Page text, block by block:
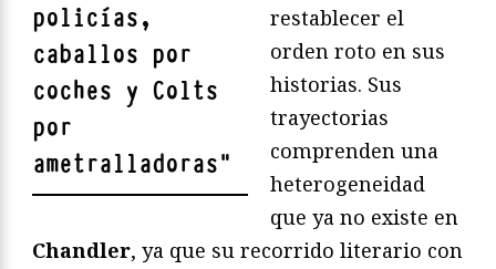
policías,
caballos por
coches y Colts
por
ametralladoras"
restablecer el
orden roto en sus
historias. Sus
trayectorias
comprenden una
heterogeneidad
que ya no existe en
Chandler, ya que su recorrido literario con